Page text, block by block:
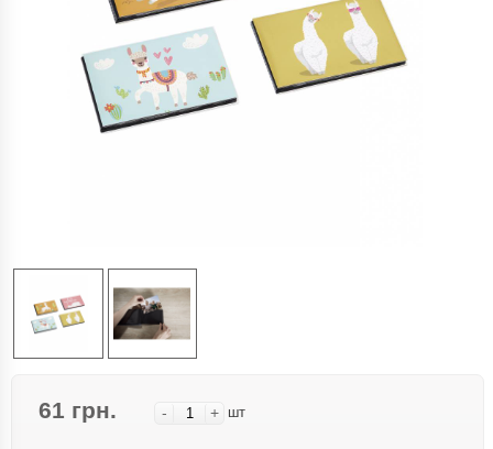
61 грн. - + шт